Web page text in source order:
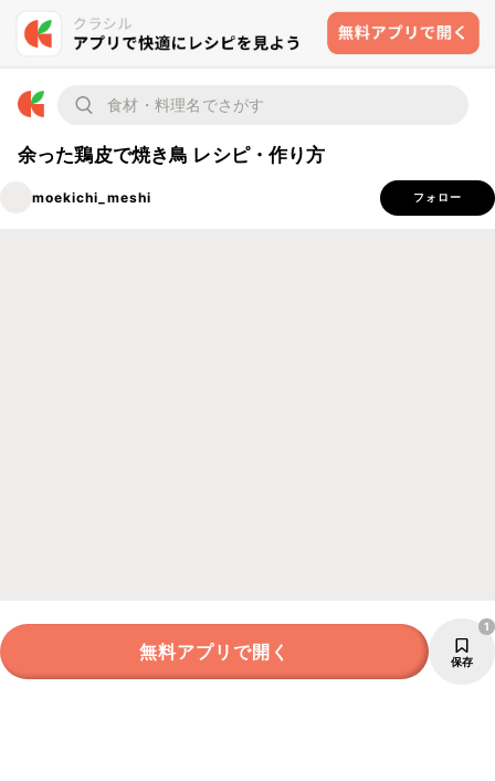
余った鶏皮で焼き鳥 レシピ・作り方
moekichi_meshi フォロー
無料アプリで開く 保存
1